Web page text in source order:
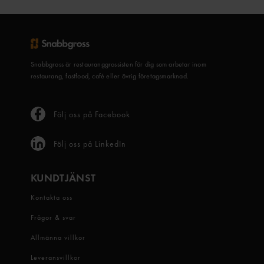
Snabbgross är restauranggrossisten för dig som arbetar inom
restaurang, fastfood, café eller övrig företagsmarknad.
Följ oss på Facebook
Följ oss på LinkedIn
KUNDTJÄNST
Kontakta oss
Frågor & svar
Allmänna villkor
Leveransvillkor